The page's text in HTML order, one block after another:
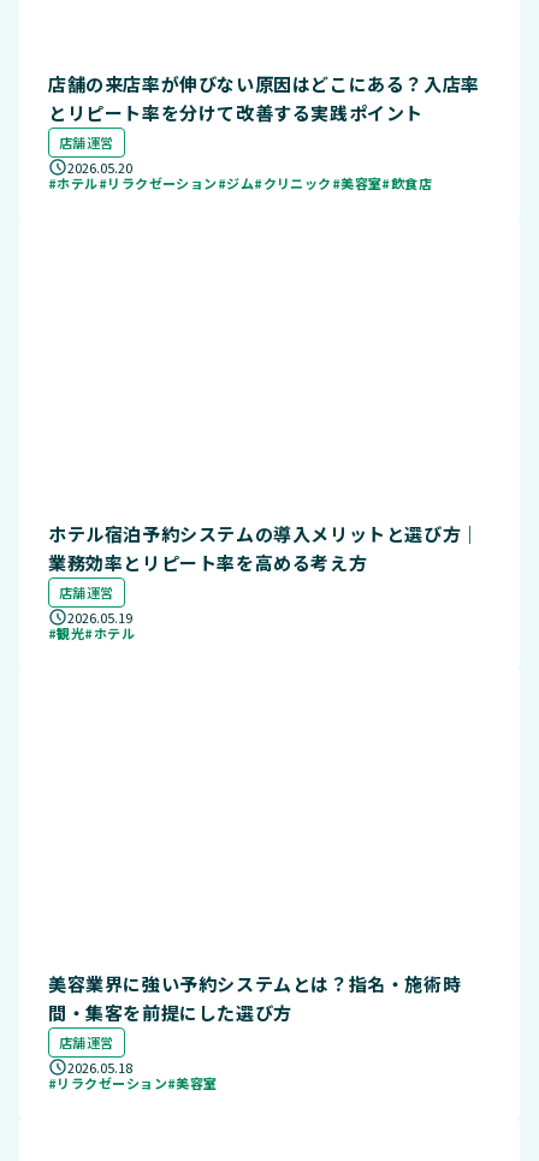
店舗の来店率が伸びない原因はどこにある？入店率
とリピート率を分けて改善する実践ポイント
店舗運営
2026.05.20
#ホテル#リラクゼーション#ジム#クリニック#美容室#飲食店
ホテル宿泊予約システムの導入メリットと選び方｜
業務効率とリピート率を高める考え方
店舗運営
2026.05.19
#観光#ホテル
美容業界に強い予約システムとは？指名・施術時
間・集客を前提にした選び方
店舗運営
2026.05.18
#リラクゼーション#美容室